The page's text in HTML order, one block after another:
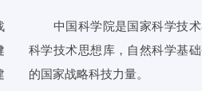
中国科学院是国家科学技术
科学技术思想库，自然科学基
的国家战略科技力量。